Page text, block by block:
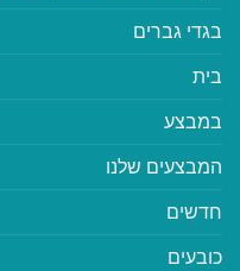
בגדי גברים
בית
במבצע
המבצעים שלנו
חדשים
כובעים